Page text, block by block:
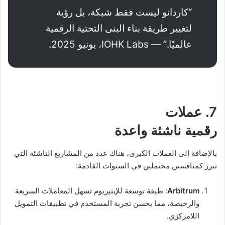
“كاردانو ليست فقط شبكة، بل رؤية
لتغيير طريقة بناء البنى التحتية الرقمية
عالميًا.” — IOHK Labs، يونيو 2025.
7. عملات
رقمية ناشئة واعدة
بالإضافة إلى العملات الكبرى، هناك عدد من المشاريع الناشئة التي
تبرز كمنافسين محتملين في السنوات القادمة:
Arbitrum: طبقة توسعة للإيثيريوم تسهل المعاملات السريعة
والرخيصة، مما يحسن تجربة المستخدم في تطبيقات التمويل
اللامركزي.